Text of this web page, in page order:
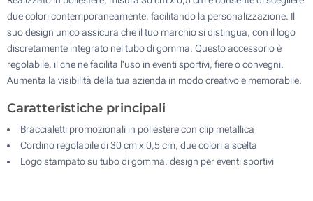
due colori contemporaneamente, facilitando la personalizzazione. Il
suo design unico assicura che il tuo marchio si distingua, con il logo
discretamente integrato nel tubo di gomma. Questo accessorio è
regolabile, il che ne facilita l'uso in eventi sportivi, fiere o convegni.
Aumenta la visibilità della tua azienda in modo creativo e memorabile.
Caratteristiche principali
Braccialetti promozionali in poliestere con clip metallica
Cordino regolabile di 30 cm x 0,5 cm, due colori a scelta
Logo stampato su tubo di gomma, design per eventi sportivi